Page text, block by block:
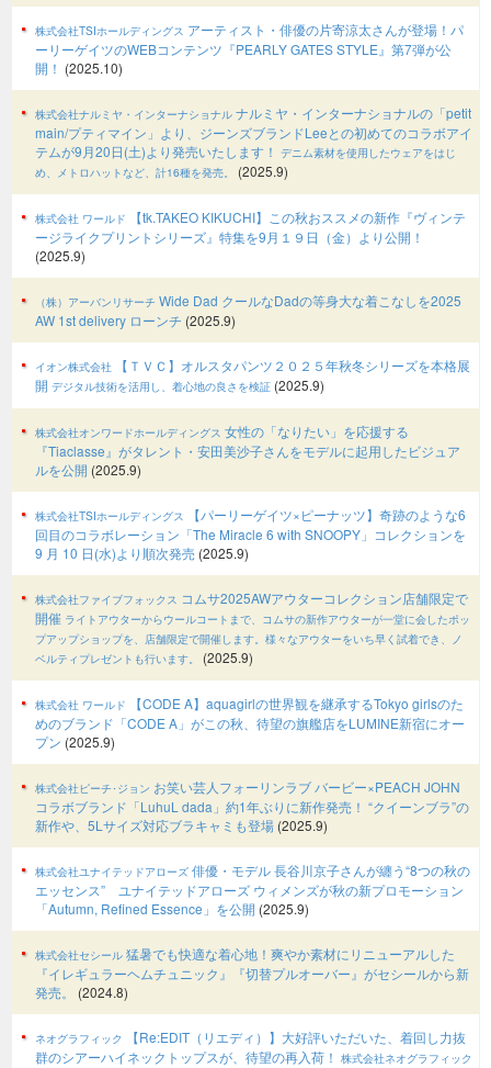
株式会社TSIホールディングス アーティスト・俳優の片寄涼太さんが登場！パ
ーリーゲイツのWEBコンテンツ『PEARLY GATES STYLE』第7弾が公
開！ (2025.10)
株式会社ナルミヤ・インターナショナル ナルミヤ・インターナショナルの「petit
main/プティマイン」より、ジーンズブランドLeeとの初めてのコラボアイ
テムが9月20日(土)より発売いたします！ デニム素材を使用したウェアをはじ
め、メトロハットなど、計16種を発売。
(2025.9)
株式会社 ワールド
【tk.TAKEO KIKUCHI】この秋おススメの新作『ヴィンテ
ージライクプリントシリーズ』特集を9月１９日（金）より公開！
(2025.9)
（株）アーバンリサーチ Wide Dad クールなDadの等身大な着こなしを2025
AW 1st delivery ローンチ (2025.9)
イオン株式会社 【ＴＶＣ】オルスタパンツ２０２５年秋冬シリーズを本格展
開 デジタル技術を活用し、着心地の良さを検証 (2025.9)
株式会社オンワードホールディングス 女性の「なりたい」を応援する
『Tiaclasse』がタレント・安田美沙子さんをモデルに起用したビジュア
ルを公開 (2025.9)
株式会社TSIホールディングス
【パーリーゲイツ×ピーナッツ】奇跡のような6
回目のコラボレーション「The Miracle 6 with SNOOPY」コレクションを
9 月 10 日(水)より順次発売 (2025.9)
株式会社ファイブフォックス コムサ2025AWアウターコレクション店舗限定で
開催 ライトアウターからウールコートまで、コムサの新作アウターが一堂に会したポッ
プアップショップを、店舗限定で開催します。様々なアウターをいち早く試着でき、ノ
ベルティプレゼントも行います。
(2025.9)
株式会社 ワールド
【CODE A】aquagirlの世界観を継承するTokyo girlsのた
めのブランド「CODE A」がこの秋、待望の旗艦店をLUMINE新宿にオー
プン (2025.9)
株式会社ピーチ･ジョン お笑い芸人フォーリンラブ バービー×PEACH JOHN
コラボブランド「LuhuL dada」約1年ぶりに新作発売！ “クイーンブラ”の
新作や、5Lサイズ対応ブラキャミも登場 (2025.9)
株式会社ユナイテッドアローズ 俳優・モデル 長谷川京子さんが纏う“8つの秋の
エッセンス” ユナイテッドアローズ ウィメンズが秋の新プロモーション
「Autumn, Refined Essence」を公開 (2025.9)
株式会社セシール 猛暑でも快適な着心地！爽やか素材にリニューアルした
『イレギュラーヘムチュニック』『切替プルオーバー』がセシールから新
発売。
(2024.8)
ネオグラフィック
【Re:EDIT（リエディ）】大好評いただいた、着回し力抜
群のシアーハイネックトップスが、待望の再入荷！ 株式会社ネオグラフィック